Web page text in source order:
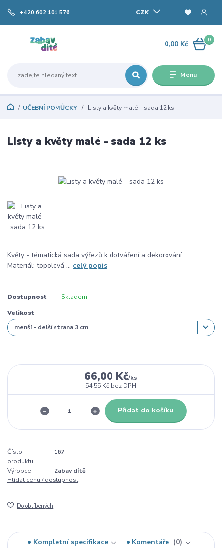
Menu
CZK
+420 602 101 576
0
0,00 Kč
UČEBNÍ POMŮCKY Listy a květy malé - sada 12 ks
Listy a květy malé - sada 12 ks
Květy - tématická sada výřezů k dotváření a dekorování.
Materiál: topolová ... celý popis
Dostupnost Skladem
Velikost
66,00 Kč/ks
54,55 Kč bez DPH
Přidat do košíku
Číslo
produktu:
167
Výrobce:
Zabav dítě
Hlídat cenu / dostupnost
Do oblíbených
Kompletní specifikace Komentáře
0